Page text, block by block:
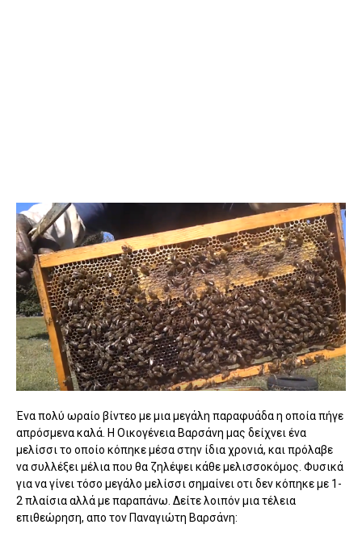
Ένα πολύ ωραίο βίντεο με μια μεγάλη παραφυάδα η οποία πήγε
απρόσμενα καλά. Η Οικογένεια Βαρσάνη μας δείχνει ένα
μελίσσι το οποίο κόπηκε μέσα στην ίδια χρονιά, και πρόλαβε
να συλλέξει μέλια που θα ζηλέψει κάθε μελισσοκόμος. Φυσικά
για να γίνει τόσο μεγάλο μελίσσι σημαίνει οτι δεν κόπηκε με 1-
2 πλαίσια αλλά με παραπάνω. Δείτε λοιπόν μια τέλεια
επιθεώρηση, απο τον Παναγιώτη Βαρσάνη: